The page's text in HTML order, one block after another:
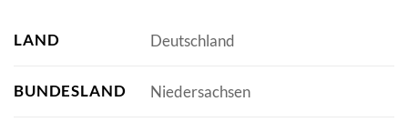
LAND Deutschland
BUNDESLAND Niedersachsen